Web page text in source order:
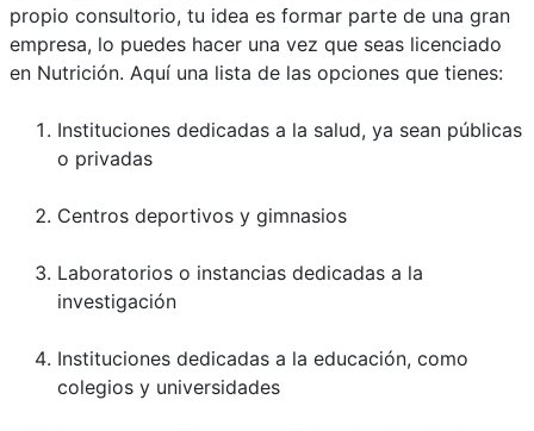
propio consultorio, tu idea es formar parte de una gran
empresa, lo puedes hacer una vez que seas licenciado
en Nutrición. Aquí una lista de las opciones que tienes:
Instituciones dedicadas a la salud, ya sean públicas
o privadas
Centros deportivos y gimnasios
Laboratorios o instancias dedicadas a la
investigación
Instituciones dedicadas a la educación, como
colegios y universidades